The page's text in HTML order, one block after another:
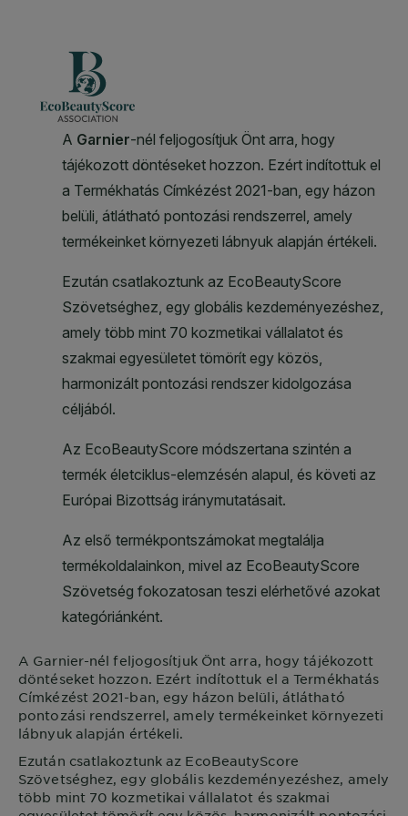
A Garnier-nél feljogosítjuk Önt arra, hogy tájékozott
döntéseket hozzon. Ezért indítottuk el a Termékhatás
Címkézést 2021-ban, egy házon belüli, átlátható
pontozási rendszerrel, amely termékeinket környezeti
lábnyuk alapján értékeli.
Ezután csatlakoztunk az EcoBeautyScore
Szövetséghez, egy globális kezdeményezéshez, amely
több mint 70 kozmetikai vállalatot és szakmai